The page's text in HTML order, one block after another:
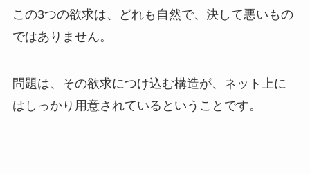
この3つの欲求は、どれも自然で、決して悪いもの
ではありません。
問題は、その欲求につけ込む構造が、ネット上に
はしっかり用意されているということです。